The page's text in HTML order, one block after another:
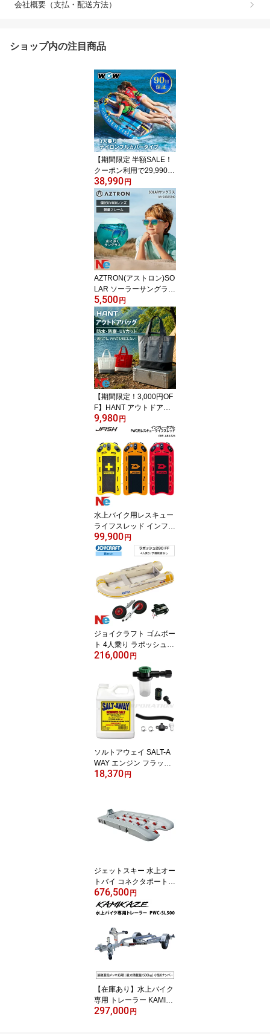
会社概要（支払・配送方法）
ショップ内の注目商品
【期間限定 半額SALE！
クーポン利用で29,990
円】＼大特価SALE中／
バナナボート トーイング
チューブ WOW ワオ 3人
乗り サマータイム
38,990 円
AZTRON(アストロン)SO
LAR ソーラーサングラス
Boy's
5,500 円
【期間限定！3,000円OF
F】HANT アウトドアバ
ッグ 防水 トートバッグ
大容量 キャンプ レジャ
ー 海 プール 釣り バッグ
メンズ レディース
9,980 円
水上バイク用レスキュー
ライフスレッド インフレ
ータブル イエロー オレ
ンジ レッド 水難救助
レスキュー 救助用ボート
99,900 円
ジョイクラフト ゴムボー
ト 4人乗り ラポッシュ29
0 FF (JSL-290FF) リジッ
ドフレックス Bセット ジ
ョイクラフト×ネオネッ
トコラボ JOYCRAFT
216,000 円
ソルトアウェイ SALT-A
WAY エンジン フラッシ
ング シードゥー スパー
18,370 円
ジェットスキー 水上オー
トバイ コネクタポート 6
XL
676,500 円
【在庫あり】水上バイク
専用 トレーラー KAMIKA
ZE PWC-SL500 ジェッ
297,000 円